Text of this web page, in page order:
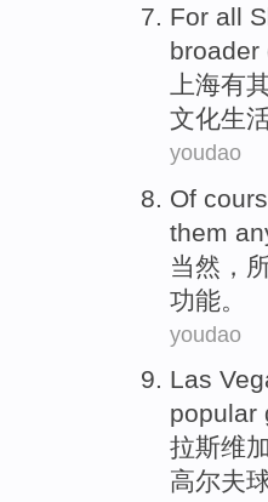
For all
broader
上海有
文化生活
youdao
Of
them
当然 ，
功能。
youdao
Las
popular
拉斯维
高尔夫